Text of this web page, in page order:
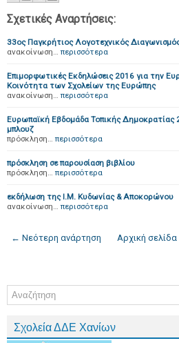
Σχετικές Αναρτήσεις:
33ος Παγκρήτιος Λογοτεχνικός
ανακοίνωση… περισσότερα
Επιμορφωτικές Εκδηλώσεις 2016 για την
Κοινότητα των Σχολείων της Ευρώπης
ανακοίνωση… περισσότερα
Ευρωπαϊκή Εβδομάδα Τοπικής Δημοκρατίας
μπλουζ
πρόσκληση… περισσότερα
πρόσκληση σε παρουσίαση βιβλίου
πρόσκληση… περισσότερα
εκδήλωση της Ι.Μ. Κυδωνίας & Αποκορώνου
ανακοίνωση… περισσότερα
← Νεότερη ανάρτηση Αρχική σελίδα
Σχολεία ΔΔΕ Χανίων